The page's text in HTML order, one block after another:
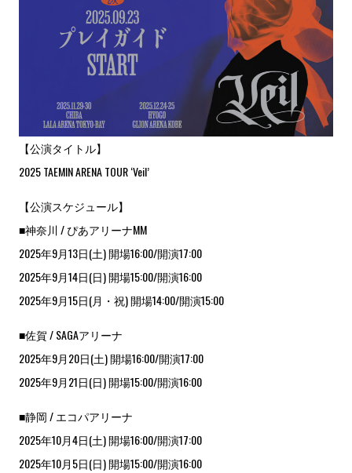
【公演タイトル】
2025 TAEMIN ARENA TOUR ‘Veil’
【公演スケジュール】
■神奈川 / ぴあアリーナMM
2025年9月13日(土) 開場16:00/開演17:00
2025年9月14日(日) 開場15:00/開演16:00
2025年9月15日(月・祝) 開場14:00/開演15:00
■佐賀 / SAGAアリーナ
2025年9月20日(土) 開場16:00/開演17:00
2025年9月21日(日) 開場15:00/開演16:00
■静岡 / エコパアリーナ
2025年10月4日(土) 開場16:00/開演17:00
2025年10月5日(日) 開場15:00/開演16:00